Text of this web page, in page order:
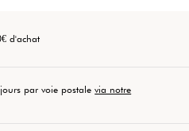
d'achat
par voie postalevia notre